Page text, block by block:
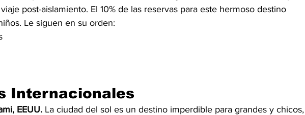
post-aislamiento. El 10% de las reservas para este hermoso destino
Le siguen en su orden:
Internacionales
EEUU. La ciudad del sol es un destino imperdible para grandes y chicos,